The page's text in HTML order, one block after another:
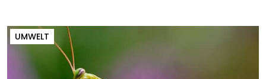
UMWELT